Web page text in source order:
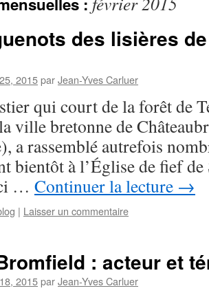
des lisières
2015parJean-Yves Carluer
qui court de la forêt de
ville bretonne de
a rassemblé autrefois
bientôt à l’Église de fief
… Continuer la lecture →
| Laisser un commentaire
: acteur et
2015parJean-Yves Carluer